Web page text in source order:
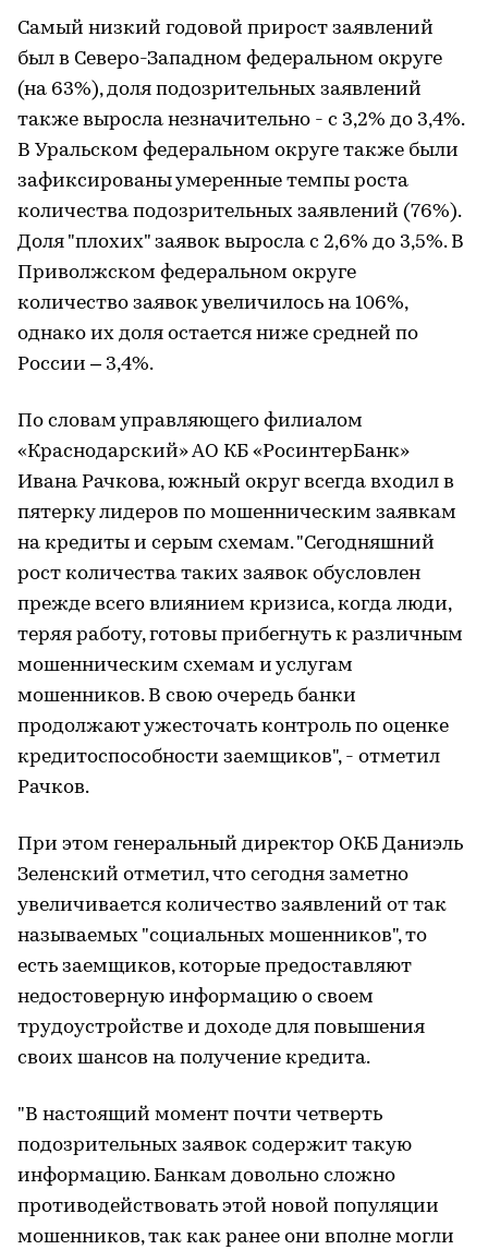
Самый низкий годовой прирост заявлений
был в Северо-Западном федеральном округе
(на 63%), доля подозрительных заявлений
также выросла незначительно - с 3,2% до 3,4%.
В Уральском федеральном округе также были
зафиксированы умеренные темпы роста
количества подозрительных заявлений (76%).
Доля "плохих" заявок выросла с 2,6% до 3,5%. В
Приволжском федеральном округе
количество заявок увеличилось на 106%,
однако их доля остается ниже средней по
России – 3,4%.
По словам управляющего филиалом
«Краснодарский» АО КБ «РосинтерБанк»
Ивана Рачкова, южный округ всегда входил в
пятерку лидеров по мошенническим заявкам
на кредиты и серым схемам. "Сегодняшний
рост количества таких заявок обусловлен
прежде всего влиянием кризиса, когда люди,
теряя работу, готовы прибегнуть к различным
мошенническим схемам и услугам
мошенников. В свою очередь банки
продолжают ужесточать контроль по оценке
кредитоспособности заемщиков", - отметил
Рачков.
При этом генеральный директор ОКБ Даниэль
Зеленский отметил, что сегодня заметно
увеличивается количество заявлений от так
называемых "социальных мошенников", то
есть заемщиков, которые предоставляют
недостоверную информацию о своем
трудоустройстве и доходе для повышения
своих шансов на получение кредита.
"В настоящий момент почти четверть
подозрительных заявок содержит такую
информацию. Банкам довольно сложно
противодействовать этой новой популяции
мошенников, так как ранее они вполне могли